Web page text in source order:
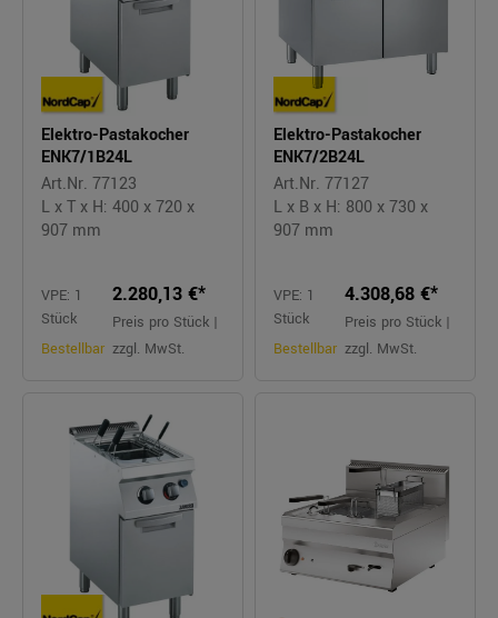
Elektro-Pastakocher
ENK7/1B24L
Art.Nr. 77123
L x T x H: 400 x 720 x
907 mm
VPE: 1
Stück
Bestellbar
2.280,13 €*
Preis pro Stück |
zzgl. MwSt.
Elektro-Pastakocher
ENK7/2B24L
Art.Nr. 77127
L x B x H: 800 x 730 x
907 mm
VPE: 1
Stück
Bestellbar
4.308,68 €*
Preis pro Stück |
zzgl. MwSt.